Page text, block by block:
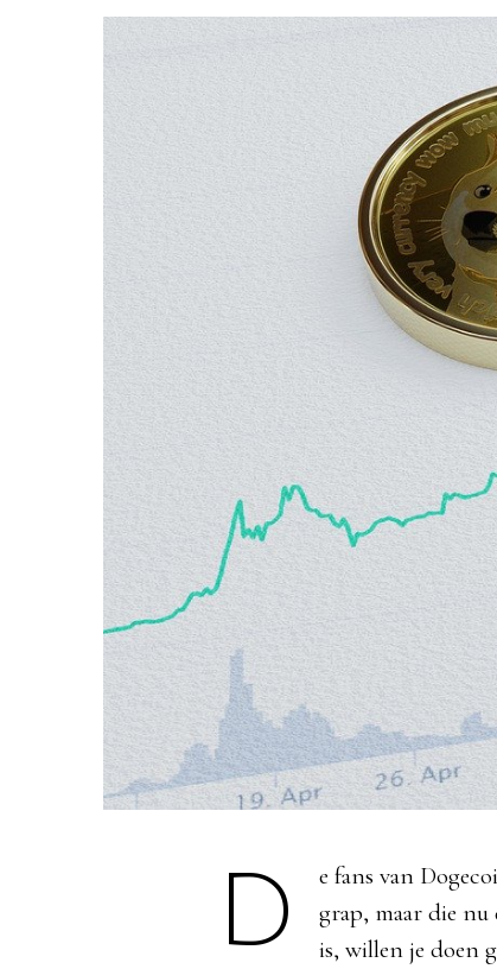
De fans van Dogecoin of DOGE, een cryptocurrency die begon als een
grap, maar die
is, willen je doen